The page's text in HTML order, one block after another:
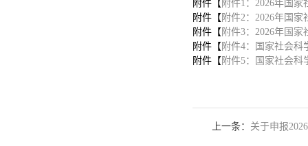
附件【 附件1：2026年国
附件【 附件2：2026年国
附件【 附件3：2026年国
附件【 附件4：国家社会科
附件【 附件5：国家社会科
上一条： 关于申报